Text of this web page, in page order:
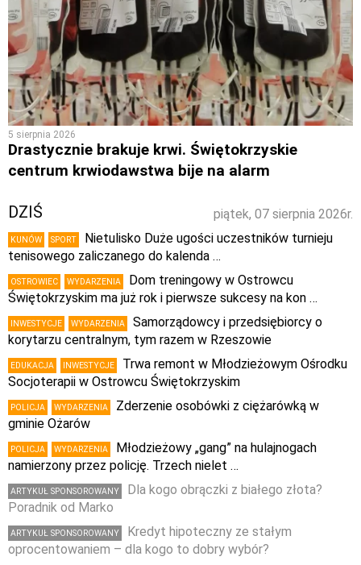
5 sierpnia 2026
Drastycznie brakuje krwi. Świętokrzyskie
centrum krwiodawstwa bije na alarm
piątek, 07 sierpnia 2026r.
DZIŚ
KUNÓW SPORT
Nietulisko Duże ugości uczestników turnieju
tenisowego zaliczanego do kalenda …
OSTROWIEC WYDARZENIA
Dom treningowy w Ostrowcu
Świętokrzyskim ma już rok i pierwsze sukcesy na kon …
INWESTYCJE WYDARZENIA
Samorządowcy i przedsiębiorcy o
korytarzu centralnym, tym razem w Rzeszowie
EDUKACJA INWESTYCJE
Trwa remont w Młodzieżowym Ośrodku
Socjoterapii w Ostrowcu Świętokrzyskim
POLICJA WYDARZENIA
Zderzenie osobówki z ciężarówką w
gminie Ożarów
POLICJA WYDARZENIA
Młodzieżowy „gang” na hulajnogach
namierzony przez policję. Trzech nielet …
ARTYKUŁ SPONSOROWANY
Dla kogo obrączki z białego złota?
Poradnik od Marko
ARTYKUŁ SPONSOROWANY
Kredyt hipoteczny ze stałym
oprocentowaniem – dla kogo to dobry wybór?